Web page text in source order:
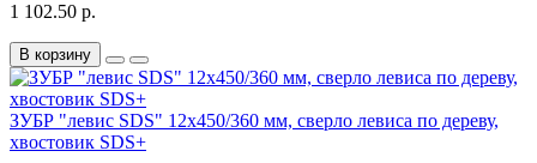
1 102.50 р.
В корзину
ЗУБР "левис SDS" 12x450/360 мм, сверло левиса по дереву,
хвостовик SDS+